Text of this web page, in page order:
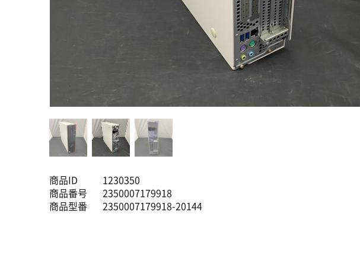
商品ID
1230350
商品番号
2350007179918
商品型番
2350007179918-20144